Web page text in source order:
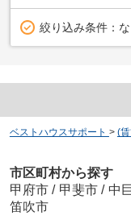
絞り込み条件：
ベストハウスサポート > (
市区町村から探す
甲府市 / 甲斐市 / 中
笛吹市